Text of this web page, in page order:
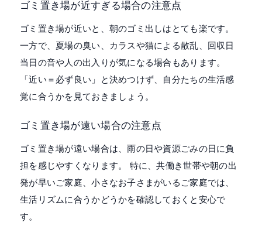
ゴミ置き場が近すぎる場合の注意点
ゴミ置き場が近いと、朝のゴミ出しはとても楽です。
一方で、夏場の臭い、カラスや猫による散乱、回収日
当日の音や人の出入りが気になる場合もあります。
「近い＝必ず良い」と決めつけず、自分たちの生活感
覚に合うかを見ておきましょう。
ゴミ置き場が遠い場合の注意点
ゴミ置き場が遠い場合は、雨の日や資源ごみの日に負
担を感じやすくなります。 特に、共働き世帯や朝の出
発が早いご家庭、小さなお子さまがいるご家庭では、
生活リズムに合うかどうかを確認しておくと安心で
す。